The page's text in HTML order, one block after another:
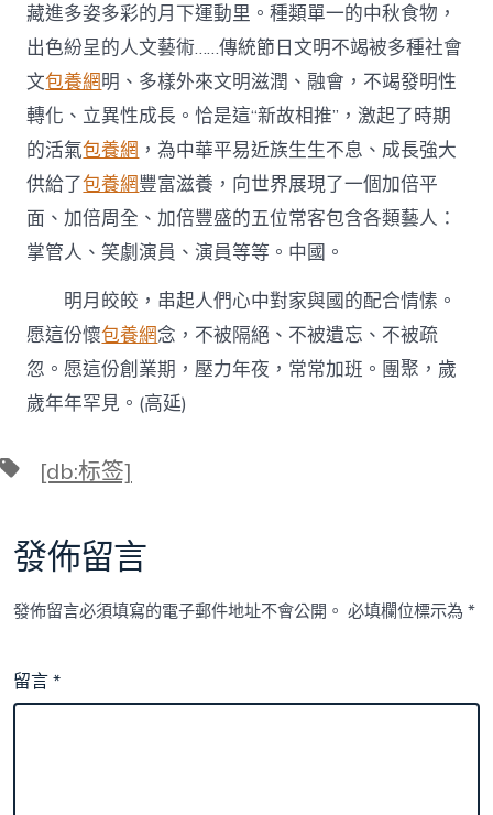
藏進多姿多彩的月下運動里。種類單一的中秋食物，
出色紛呈的人文藝術……傳統節日文明不竭被多種社會
文包養網明、多樣外來文明滋潤、融會，不竭發明性
轉化、立異性成長。恰是這“新故相推”，激起了時期
的活氣包養網 ，為中華平易近族生生不息、成長強大
供給了包養網豐富滋養，向世界展現了一個加倍平
面、加倍周全、加倍豐盛的五位常客包含各類藝人：
掌管人、笑劇演員、演員等等。中國。
明月皎皎，串起人們心中對家與國的配合情愫。
愿這份懷包養網念，不被隔絕、不被遺忘、不被疏
忽。愿這份創業期，壓力年夜，常常加班。團聚，歲
歲年年罕見。(高延)
標 [db:标签]
發佈留言
發佈留言必須填寫的電子郵件地址不會公開。 必填欄位標示為*
留言*